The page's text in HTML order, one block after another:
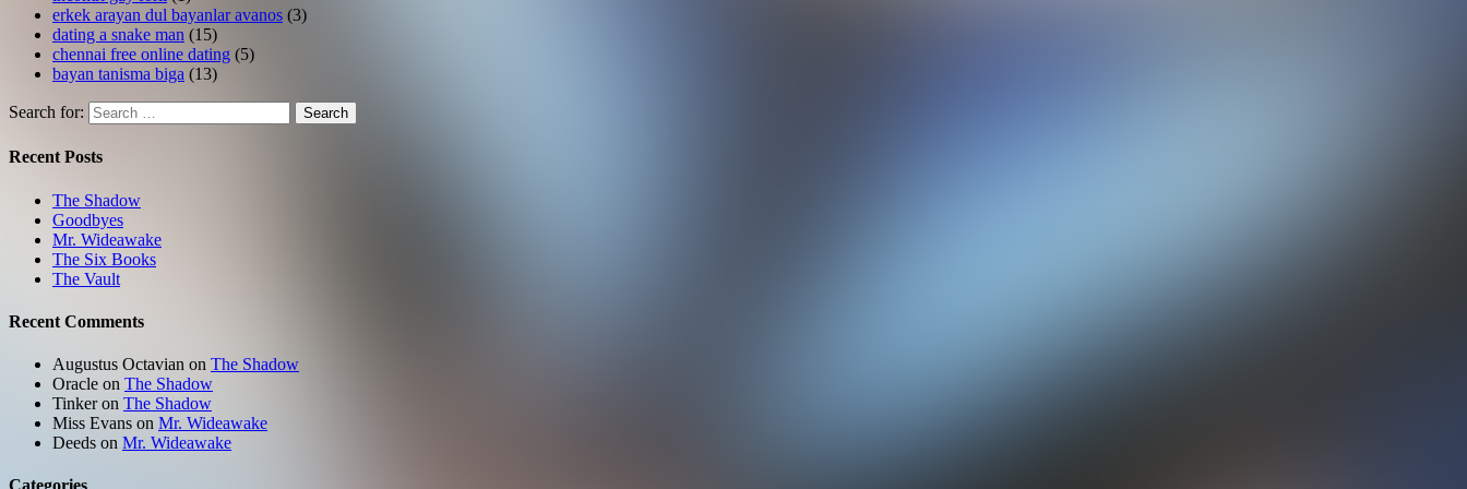
erkek arayan dul bayanlar avanos (3)
dating a snake man (15)
chennai free online dating (5)
bayan tanisma biga (13)
Search for: Search
Recent Posts
The Shadow
Goodbyes
Mr. Wideawake
The Six Books
The Vault
Recent Comments
Augustus Octavian on The Shadow
Oracle on The Shadow
Tinkeron The Shadow
Miss Evans on Mr. Wideawake
Deeds on Mr. Wideawake